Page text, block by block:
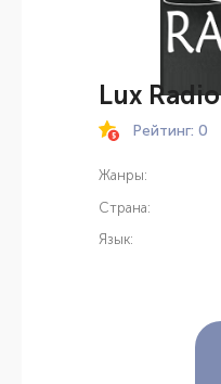
Lux Radio
Рейтинг: 0
Жанры:
Страна:
Язык: